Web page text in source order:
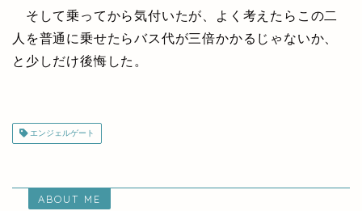
そして乗ってから気付いたが、よく考えたらこの二
人を普通に乗せたらバス代が三倍かかるじゃないか、
と少しだけ後悔した。
エンジェルゲート
ABOUT ME